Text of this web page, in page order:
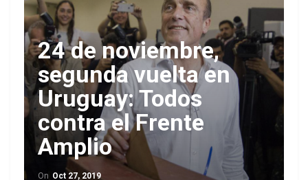
24 de noviembre,
segunda vuelta en
Uruguay: Todos
contra el Frente
Amplio
On Oct 27, 2019